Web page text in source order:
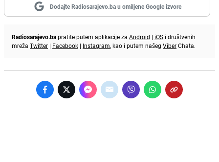
Dodajte Radiosarajevo.ba u omiljene Google izvore
Radiosarajevo.bapratite putem aplikacije za Android | iOS i društvenih
mreža Twitter | Facebook | Instagram, kao i putem našeg ViberChata.